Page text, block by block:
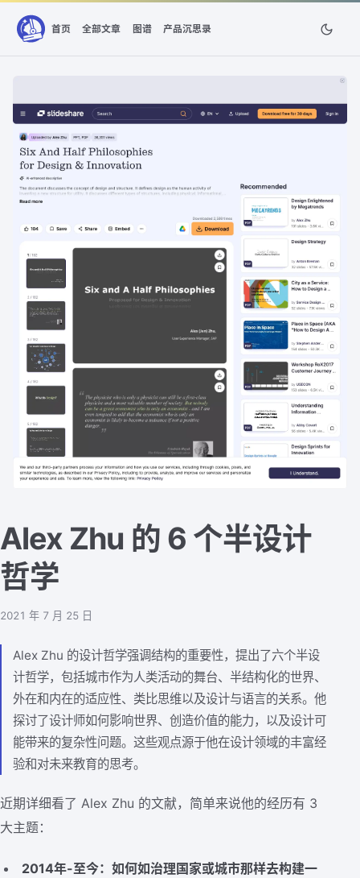
首页 全部文章 图谱 产品沉思录
Alex Zhu 的 6 个半设计
哲学
2021 年 7 月 25 日
Alex Zhu 的设计哲学强调结构的重要性，提出了六个半设
计哲学，包括城市作为人类活动的舞台、半结构化的世界、
外在和内在的适应性、类比思维以及设计与语言的关系。他
探讨了设计师如何影响世界、创造价值的能力，以及设计可
能带来的复杂性问题。这些观点源于他在设计领域的丰富经
验和对未来教育的思考。
近期详细看了 Alex Zhu 的文献，简单来说他的经历有 3
大主题：
2014年-至今：如何如治理国家或城市那样去构建一